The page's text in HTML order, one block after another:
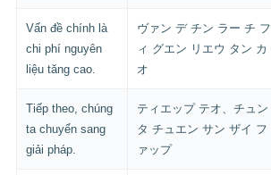
Vấn đề chính là
chi phí nguyên
liệu tăng cao.
ヴァン デ チン ラー チ フ
ィ グエン リエウ タン カ
オ
Tiếp theo, chúng
ta chuyển sang
giải pháp.
ティエップ テオ、チュン
タ チュエン サン ザイ フ
ァップ